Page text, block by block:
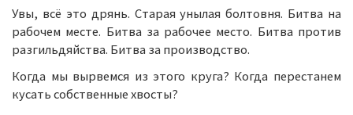
Увы, всё это дрянь. Старая унылая болтовня. Битва на
рабочем месте. Битва за рабочее место. Битва против
разгильдяйства. Битва за производство.
Когда мы вырвемся из этого круга? Когда перестанем
кусать собственные хвосты?